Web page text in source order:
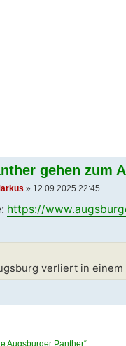
gehen zum
» 12.09.2025 22:45
https://
verliert in einem
Augsburger Panther“